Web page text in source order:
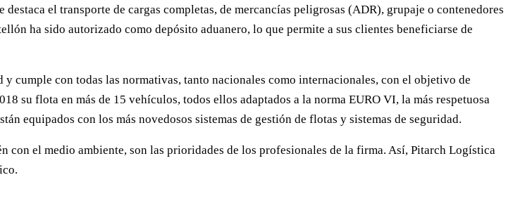
el transporte de cargas completas, de mercancías peligrosas (ADR), grupaje o contenedores
ha sido autorizado como depósito aduanero, lo que permite a sus clientes beneficiarse de
cumple con todas las normativas, tanto nacionales como internacionales, con el objetivo de
su flota en más de 15 vehículos, todos ellos adaptados a la norma EURO VI, la más respetuosa
equipados con los más novedosos sistemas de gestión de flotas y sistemas de seguridad.
el medio ambiente, son las prioridades de los profesionales de la firma. Así, Pitarch Logística